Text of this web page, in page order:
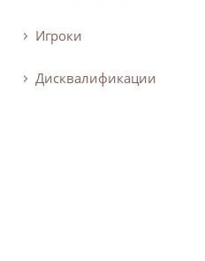
Игроки
Дисквалификации